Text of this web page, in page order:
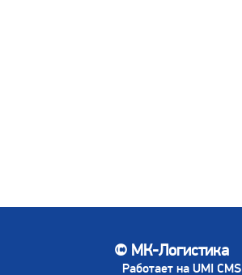
© МК-Логистика
Работает на UMI CMS